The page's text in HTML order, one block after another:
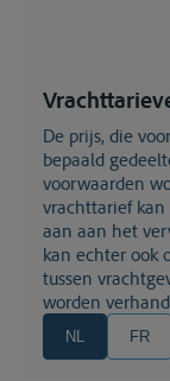
de prijs, die voor een bepaald soort goederen voor een
bepaald
voorwaarden
vrachttarief kan
aan aan het
kan echter ook
tussen
worden
NL FR